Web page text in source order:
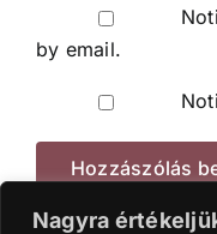
Nagyra
by email.